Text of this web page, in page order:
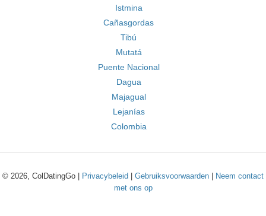
Istmina
Cañasgordas
Tibú
Mutatá
Puente Nacional
Dagua
Majagual
Lejanías
Colombia
© 2026, ColDatingGo | Privacybeleid Gebruiksvoorwaarden
Neem contact
met ons op